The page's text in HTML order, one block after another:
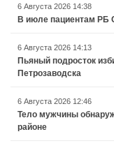
6 Августа 2026 14:38
В июле пациентам РБ
6 Августа 2026 14:13
Пьяный подросток
Петрозаводска
6 Августа 2026 12:46
Тело мужчины
районе